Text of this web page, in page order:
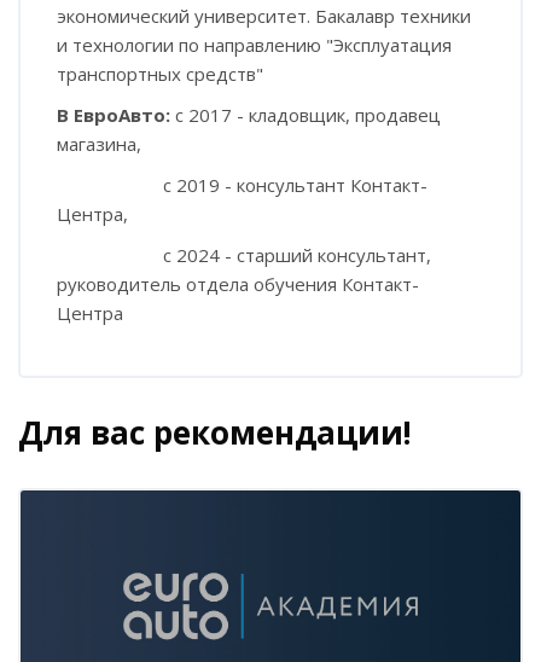
экономический университет. Бакалавр техники
и технологии по направлению "Эксплуатация
транспортных средств"
В ЕвроАвто: с 2017 - кладовщик, продавец
магазина,
с 2019 - консультант Контакт-
Центра,
с 2024 - старший консультант,
руководитель отдела обучения Контакт-
Центра
Блоки
Пропустить [Cocoon] Похожие курсы
Для вас рекомендации!